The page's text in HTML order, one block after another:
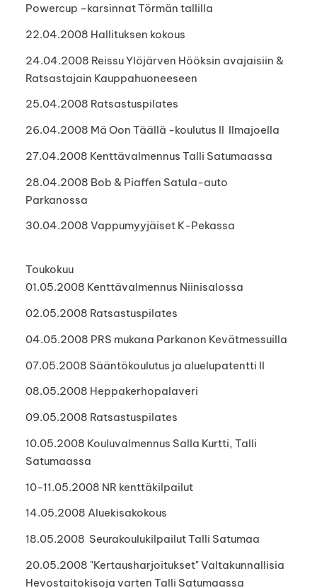
Powercup –karsinnat Törmän tallilla
22.04.2008 Hallituksen kokous
24.04.2008 Reissu Ylöjärven Hööksin avajaisiin &
Ratsastajain Kauppahuoneeseen
25.04.2008 Ratsastuspilates
26.04.2008 Mä Oon Täällä -koulutus II Ilmajoella
27.04.2008 Kenttävalmennus Talli Satumaassa
28.04.2008 Bob & Piaffen Satula-auto
Parkanossa
30.04.2008 Vappumyyjäiset K-Pekassa
Toukokuu
01.05.2008 Kenttävalmennus Niinisalossa
02.05.2008 Ratsastuspilates
04.05.2008 PRS mukana Parkanon Kevätmessuilla
07.05.2008 Sääntökoulutus ja aluelupatentti II
08.05.2008 Heppakerhopalaveri
09.05.2008 Ratsastuspilates
10.05.2008 Kouluvalmennus Salla Kurtti, Talli
Satumaassa
10-11.05.2008 NR kenttäkilpailut
14.05.2008 Aluekisakokous
18.05.2008 Seurakoulukilpailut Talli Satumaa
20.05.2008 "Kertausharjoitukset" Valtakunnallisia
Hevostaitokisoja varten Talli Satumaassa